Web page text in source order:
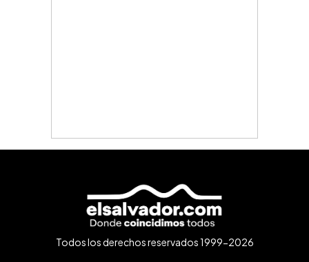
Todos los derechos reservados 1999-2026